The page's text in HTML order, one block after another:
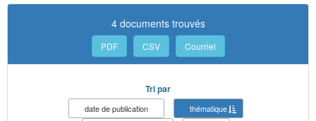
4 documents trouvés
PDF CSV Courriel
Tri par
date de publication
thématique